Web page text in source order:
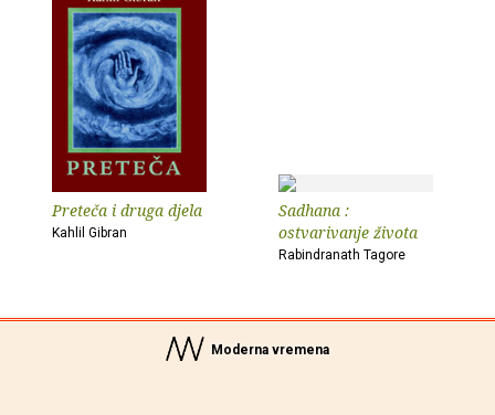
Preteča i druga djela
Kahlil Gibran
Sadhana :
ostvarivanje života
Rabindranath Tagore
Moderna vremena